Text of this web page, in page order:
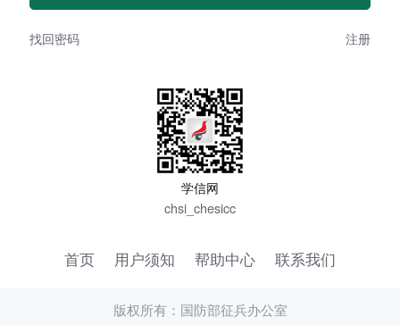
找回密码 注册
学信网
chsi_chesicc
首页 用户须知 帮助中心 联系我们
版权所有：国防部征兵办公室